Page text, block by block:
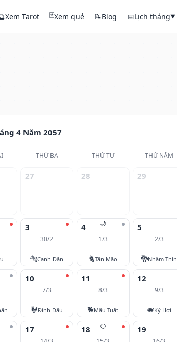
Xem Tarot 🃏Xem quẻ 📝Blog 📅Lịch tháng▼
4 Năm 2057
THỨ BA THỨ TƯ THỨ NĂM
27 28 29
3
30/2
🐅Canh Dần
🌙
4
1/3
🐈Tân Mão
5
2/3
🐉Nhâm Thìn
10
7/3
🐓Đinh Dậu
11
8/3
🐕Mậu Tuất
12
9/3
🐖Kỷ Hợi
17 🌕
18 19